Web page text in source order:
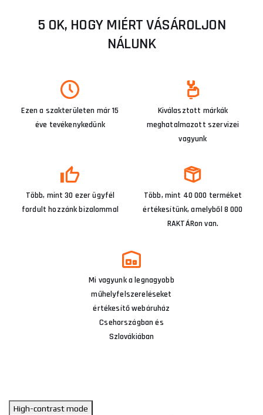
5 OK, HOGY MIÉRT VÁSÁROLJON
NÁLUNK
Ezen a szakterületen már 15
éve tevékenykedünk
Kiválasztott márkák
meghatalmazott szervizei
vagyunk
Több, mint 30 ezer ügyfél
fordult hozzánk bizalommal
Több, mint 40 000 terméket
értékesítünk, amelyből 8 000
RAKTÁRon van.
Mi vagyunk a legnagyobb
műhelyfelszereléseket
értékesítő webáruház
Csehországban és
Szlovákiában
High-contrast mode